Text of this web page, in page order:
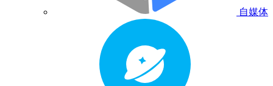
自媒体